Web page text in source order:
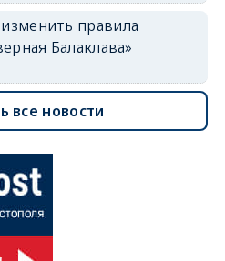
правила
Балаклава»
все новости